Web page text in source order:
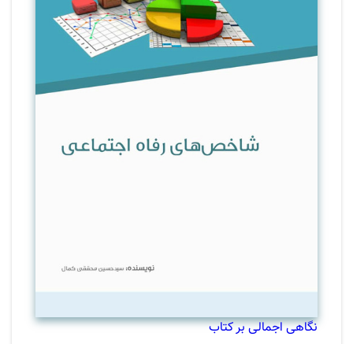
نگاهی اجمالی بر کتاب